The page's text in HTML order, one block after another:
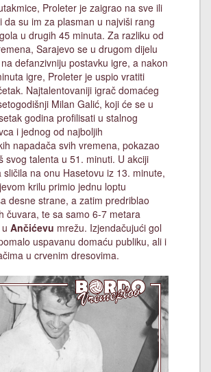
Proleter je zaigrao na sve ili
da su im za plasman u najviši rang
u drugih 45 minuta. Za razliku od
Sarajevo se u drugom dijelu
defanzivniju postavku igre, a nakon
igre, Proleter je uspio vratiti
Najtalentovaniji igrač domaćeg
Milan Galić, koji će se u
godina profilisati u stalnog
i jednog od najboljih
napadača svih vremena, pokazao
svog talenta u 51. minuti. U akciji
sličila na onu Hasetovu iz 13. minute,
krilu primio jednu loptu
desne strane, a zatim predriblao
čuvara, te sa samo 6-7 metara
Ančićevu mrežu. Izjendačujući gol
uspavanu domaću publiku, ali i
u crvenim dresovima.